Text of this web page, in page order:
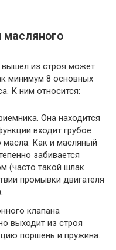
масляного
из строя может
минимум 8 основных
К ним относится:
Она находится
входит грубое
масла. Как и масляный
забивается
(часто такой шлак
промывки двигателя
клапана
выходит из строя
поршень и пружина.